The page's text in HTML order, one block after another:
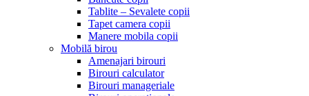
Tablite – Sevalete copii
Tapet camera copii
Manere mobila copii
Mobilă birou
Amenajari birouri
Birouri calculator
Birouri manageriale